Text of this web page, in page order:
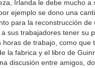
Irlanda le debe mucho a
ejemplo se dono una
para la reconstrucción de
sus trabajadores tener su
de trabajo, como que
la fabrica y el libro de
discusión entre amigos,